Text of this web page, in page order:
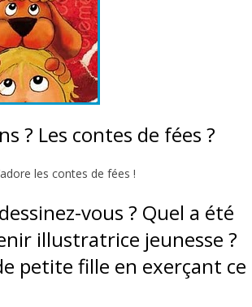
? Les contes de fées ?
les contes de fées !
vous ? Quel a été
illustratrice jeunesse ?
petite fille en exerçant ce